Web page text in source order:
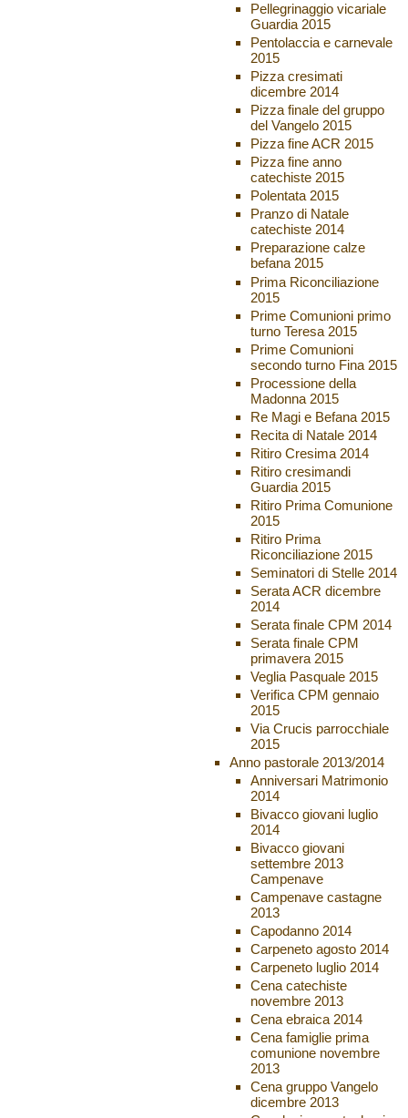
Pellegrinaggio vicariale
Guardia 2015
Pentolaccia e carnevale
2015
Pizza cresimati
dicembre 2014
Pizza finale del gruppo
del Vangelo 2015
Pizza fine ACR 2015
Pizza fine anno
catechiste 2015
Polentata 2015
Pranzo di Natale
catechiste 2014
Preparazione calze
befana 2015
Prima Riconciliazione
2015
Prime Comunioni primo
turno Teresa 2015
Prime Comunioni
secondo turno Fina 2015
Processione della
Madonna 2015
Re Magi e Befana 2015
Recita di Natale 2014
Ritiro Cresima 2014
Ritiro cresimandi
Guardia 2015
Ritiro Prima Comunione
2015
Ritiro Prima
Riconciliazione 2015
Seminatori di Stelle 2014
Serata ACR dicembre
2014
Serata finale CPM 2014
Serata finale CPM
primavera 2015
Veglia Pasquale 2015
Verifica CPM gennaio
2015
Via Crucis parrocchiale
2015
Anno pastorale 2013/2014
Anniversari Matrimonio
2014
Bivacco giovani luglio
2014
Bivacco giovani
settembre 2013
Campenave
Campenave castagne
2013
Capodanno 2014
Carpeneto agosto 2014
Carpeneto luglio 2014
Cena catechiste
novembre 2013
Cena ebraica 2014
Cena famiglie prima
comunione novembre
2013
Cena gruppo Vangelo
dicembre 2013